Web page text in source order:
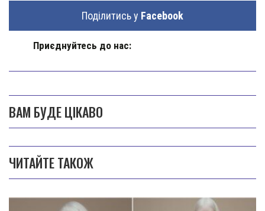
Поділитись у Facebook
Приєднуйтесь до нас:
ВАМ БУДЕ ЦІКАВО
ЧИТАЙТЕ ТАКОЖ